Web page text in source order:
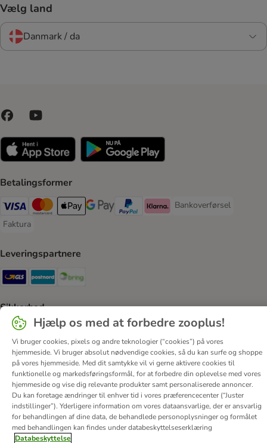
Vælg land
Danmark / da
Betalingsformer
VISA Payment Method
Mastercard Payment Method
Apply pay Payment Method
Google Pay Payment Method
paypal Payment Method
Klarna Payment Method
Bankoverførsel
Bankoverførsel
Faktura
Faktura Payment Method
Leveringspartnere
GLS Shipping Method
Postnord Shipping Method
Sikkerhed
Security Security
Om os Job hos zooplus
Firmaoplysninger
Forordning om digitale tjenester
Generelle vilkår
Fortryd aftale
Betaling
Hjælp os med at forbedre zooplus!
Vi bruger cookies, pixels og andre teknologier (“cookies”) på vores
hjemmeside. Vi bruger absolut nødvendige cookies, så du kan surfe og shoppe
på vores hjemmeside. Med dit samtykke vil vi gerne aktivere cookies til
funktionelle og markedsføringsformål, for at forbedre din oplevelse med vores
hjemmeside og vise dig relevante produkter samt personaliserede annoncer.
Du kan foretage ændringer til enhver tid i vores præferencecenter (“Juster
indstillinger”). Yderligere information om vores dataansvarlige, der er ansvarlig
for behandlingen af ​​dine data, de behandlede personoplysninger og formålet
med behandlingen kan findes under databeskyttelseserklæring
Databeskyttelse